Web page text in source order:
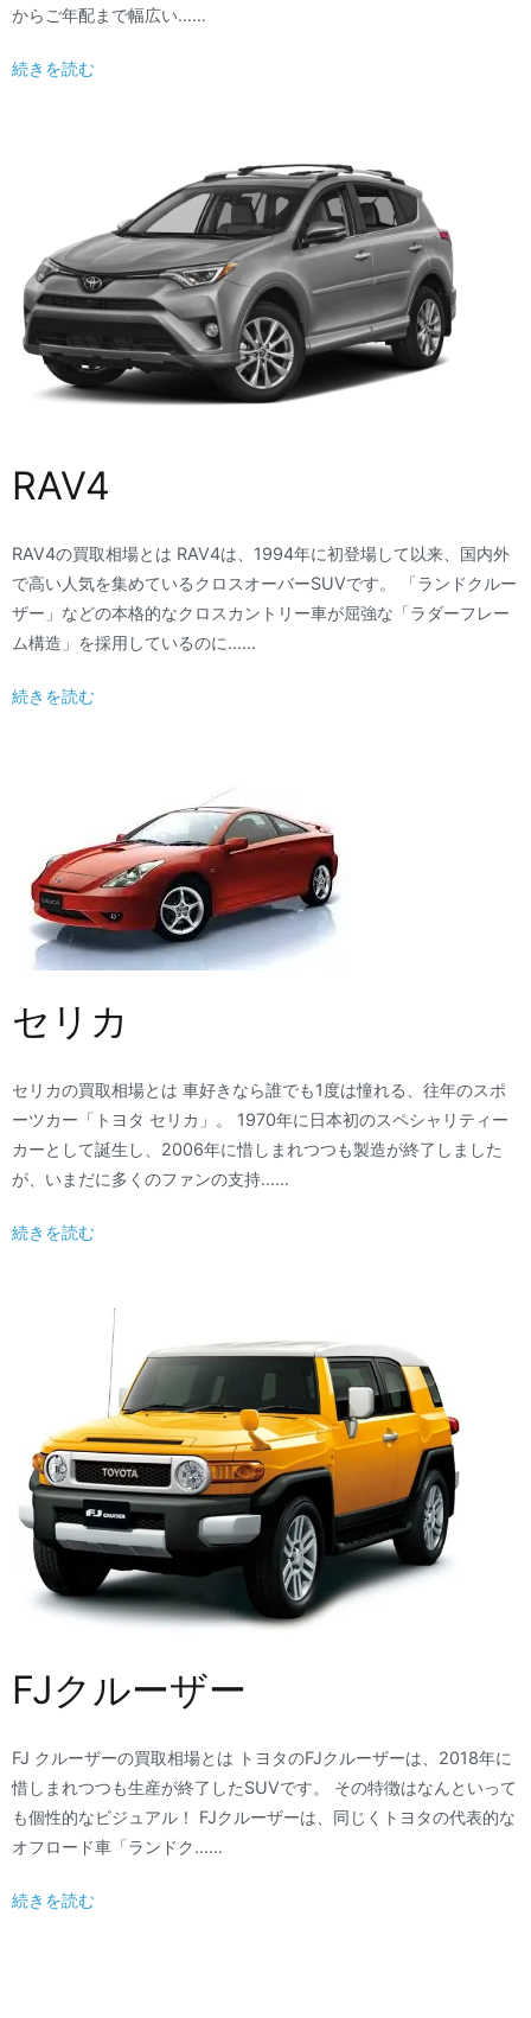
からご年配まで幅広い……
続きを読む
RAV4
RAV4の買取相場とは RAV4は、1994年に初登場して以来、国内外
で高い人気を集めているクロスオーバーSUVです。 「ランドクルー
ザー」などの本格的なクロスカントリー車が屈強な「ラダーフレー
ム構造」を採用しているのに……
続きを読む
セリカ
セリカの買取相場とは 車好きなら誰でも1度は憧れる、往年のスポ
ーツカー「トヨタ セリカ」。 1970年に日本初のスペシャリティー
カーとして誕生し、2006年に惜しまれつつも製造が終了しました
が、いまだに多くのファンの支持……
続きを読む
FJクルーザー
FJ クルーザーの買取相場とは トヨタのFJクルーザーは、2018年に
惜しまれつつも生産が終了したSUVです。 その特徴はなんといって
も個性的なビジュアル！ FJクルーザーは、同じくトヨタの代表的な
オフロード車「ランドク……
続きを読む